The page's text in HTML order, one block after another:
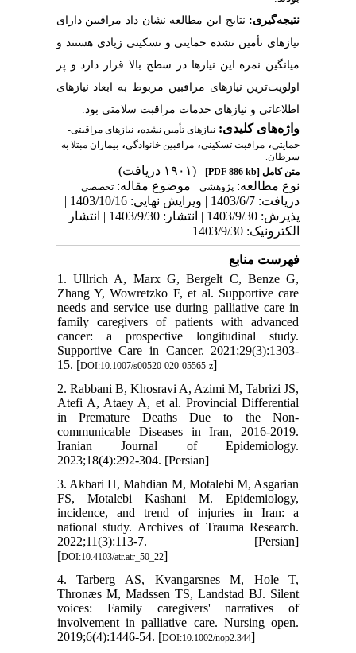
نتیجه‌گیری: نتایج این مطالعه نشان داد مراقبین دارای
نیازهای تأمین نشده حمایتی و تسکینی زیادی هستند و
میانگین نمره این نیازها در سطح بالا قرار دارد و پر
اولویت‌ترین نیازهای مراقبین مربوط به ابعاد نیازهای
اطلاعاتی و نیازهای خدمات مراقبت سلامتی بود.
واژه‌های کلیدی: نیازهای تأمین نشده، نیازهای مراقبتی-
حمایتی، مراقبت تسکینی، مراقبین خانوادگی، بیماران مبتلا به
سرطان.
متن کامل[PDF 886 kb]
(۱۹۰۱ دریافت)
نوع مطالعه: پژوهشي| موضوع مقاله: تخصصي
دریافت: 1403/6/7 | ویرایش نهایی: 1403/10/16 |
پذیرش: 1403/9/30 | انتشار: 1403/9/30 | انتشار
الکترونیک: 1403/9/30
فهرست منابع
1. Ullrich A, Marx G, Bergelt C, Benze G,
Zhang Y, Wowretzko F, et al. Supportive care
needs and service use during palliative care in
family caregivers of patients with advanced
cancer: a prospective longitudinal study.
Supportive Care in Cancer. 2021;29(3):1303-
15. [DOI:10.1007/s00520-020-05565-z]
2. Rabbani B, Khosravi A, Azimi M, Tabrizi JS,
Atefi A, Ataey A, et al. Provincial Differential
in Premature Deaths Due to the Non-
communicable Diseases in Iran, 2016-2019.
Iranian Journal of Epidemiology.
2023;18(4):292-304. [Persian]
3. Akbari H, Mahdian M, Motalebi M, Asgarian
FS, Motalebi Kashani M. Epidemiology,
incidence, and trend of injuries in Iran: a
national study. Archives of Trauma Research.
2022;11(3):113-7. [Persian]
[DOI:10.4103/atr.atr_50_22]
4. Tarberg AS, Kvangarsnes M, Hole T,
Thronæs M, Madssen TS, Landstad BJ. Silent
voices: Family caregivers' narratives of
involvement in palliative care. Nursing open.
2019;6(4):1446-54. [DOI:10.1002/nop2.344]